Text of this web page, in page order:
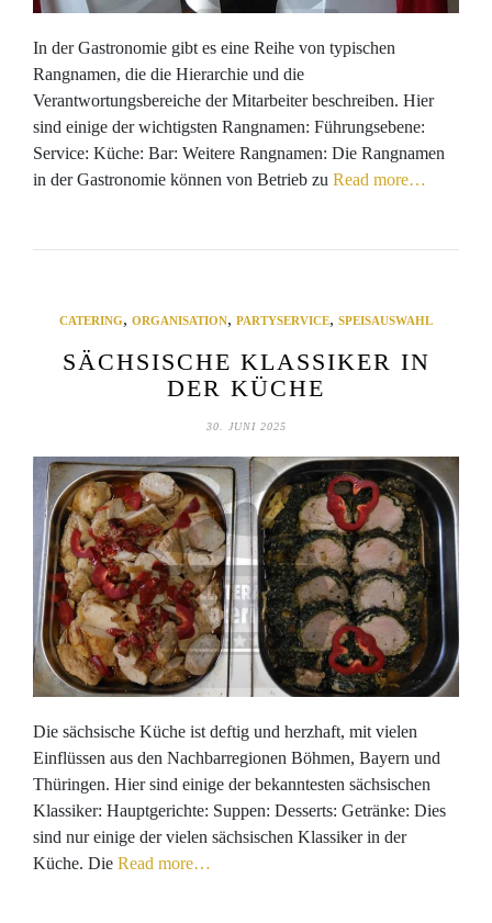
In der Gastronomie gibt es eine Reihe von typischen
Rangnamen, die die Hierarchie und die
Verantwortungsbereiche der Mitarbeiter beschreiben. Hier
sind einige der wichtigsten Rangnamen: Führungsebene:
Service: Küche: Bar: Weitere Rangnamen: Die Rangnamen
in der Gastronomie können von Betrieb zu Read more…
CATERING, ORGANISATION, PARTYSERVICE, SPEISAUSWAHL
SÄCHSISCHE KLASSIKER IN
DER KÜCHE
30. JUNI 2025
Die sächsische Küche ist deftig und herzhaft, mit vielen
Einflüssen aus den Nachbarregionen Böhmen, Bayern und
Thüringen. Hier sind einige der bekanntesten sächsischen
Klassiker: Hauptgerichte: Suppen: Desserts: Getränke: Dies
sind nur einige der vielen sächsischen Klassiker in der
Küche. Die Read more…